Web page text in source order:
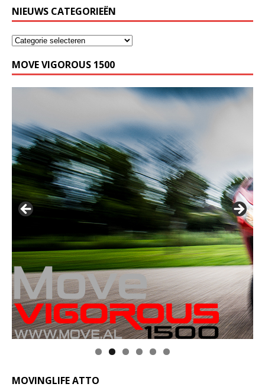
NIEUWS CATEGORIEËN
MOVE VIGOROUS 1500
MOVINGLIFE ATTO